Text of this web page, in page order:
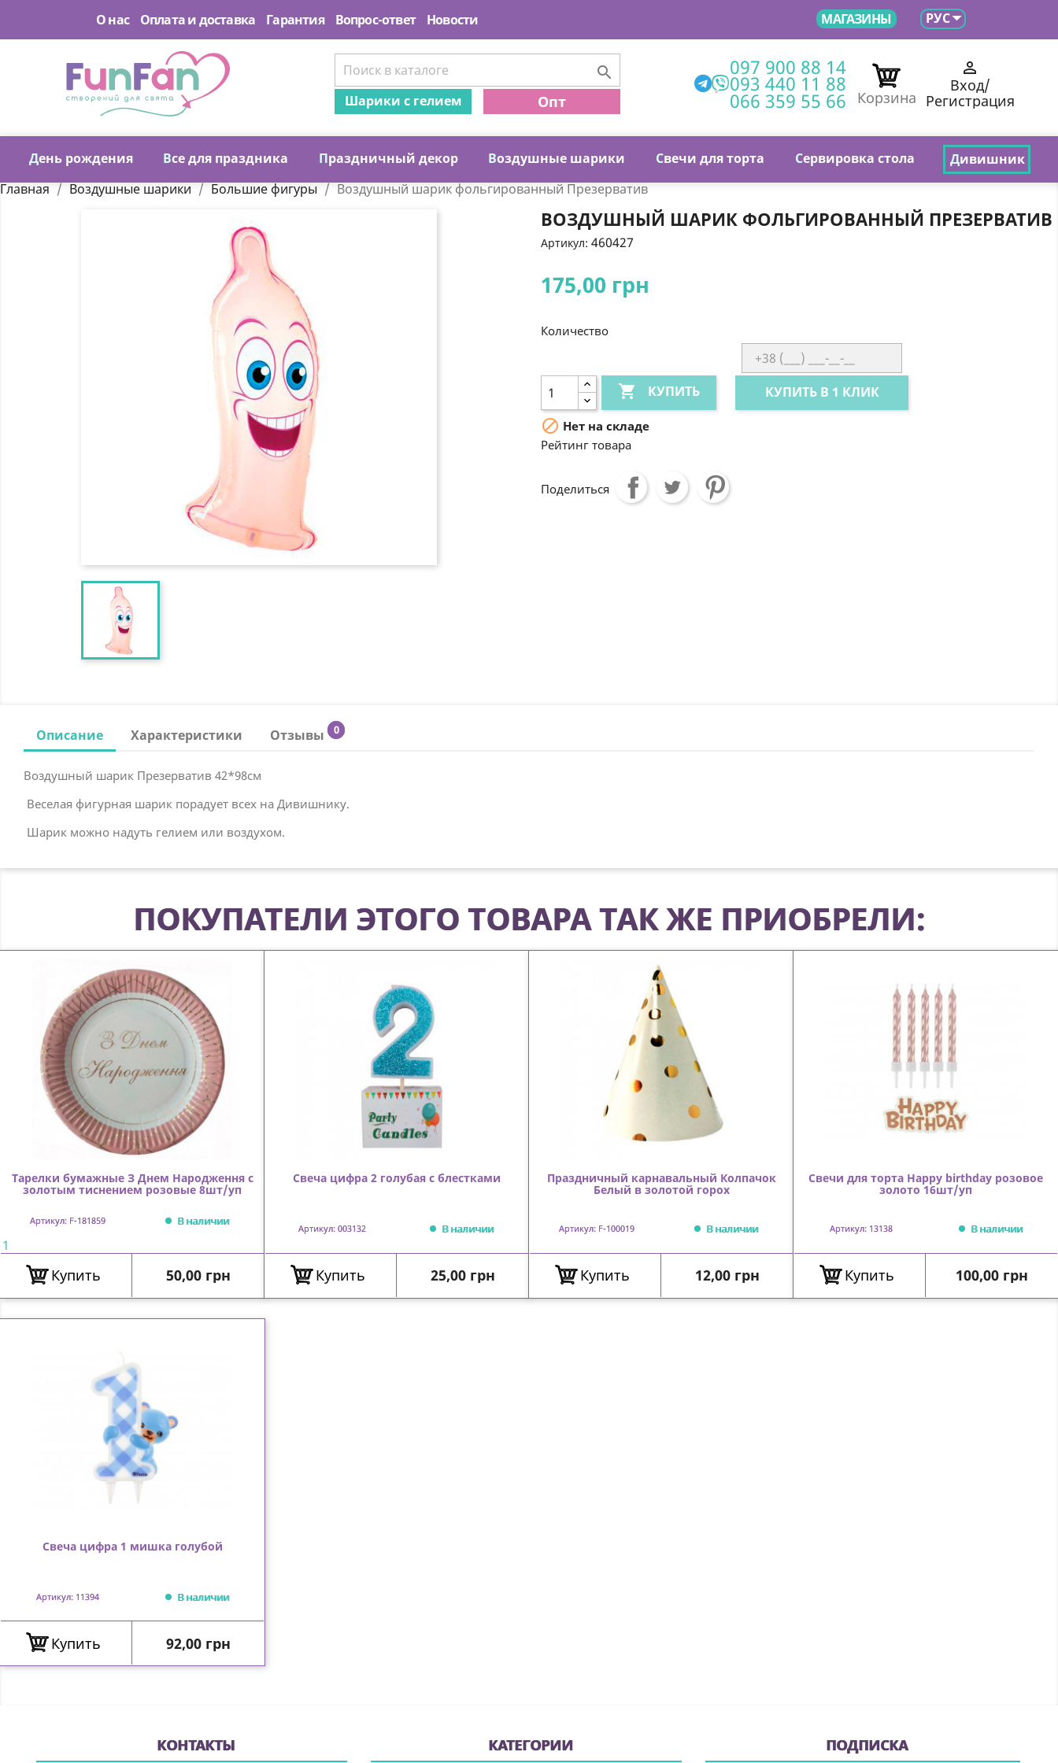
О нас Оплата и доставка Гарантия Вопрос-ответ Новости МАГАЗИНЫ РУС
День рождения Все для праздника Праздничный декор Воздушные шарики Свечи для торта Сервировка стола Дивишник

Шарики с гелием Опт
097 900 88 14
093 440 11 88
066 359 55 66 Корзина

Вход/
Регистрация
Главная Воздушные шарики Большие фигуры Воздушный шарик фольгированный Презерватив
ВОЗДУШНЫЙ ШАРИК ФОЛЬГИРОВАННЫЙ ПРЕЗЕРВАТИВ
Артикул: 460427
175,00 грн
Количество
 КУПИТЬ КУПИТЬ В 1 КЛИК
 Нет на складе
Рейтинг товара
Поделиться
Описание Характеристики Отзывы 0
Воздушный шарик Презерватив 42*98см
Веселая фигурная шарик порадует всех на Дивишнику.
Шарик можно надуть гелием или воздухом.
ПОКУПАТЕЛИ ЭТОГО ТОВАРА ТАК ЖЕ ПРИОБРЕЛИ:
Тарелки бумажные З Днем Народження с
золотым тиснением розовые 8шт/уп
Артикул: F-181859 В наличии
1
Купить Цена
50,00 грн
Свеча цифра 2 голубая с блестками
Артикул: 003132 В наличии
Купить Цена
25,00 грн
Праздничный карнавальный Колпачок
Белый в золотой горох
Артикул: F-100019 В наличии
Купить Цена
12,00 грн
Свечи для торта Happy birthday розовое
золото 16шт/уп
Артикул: 13138 В наличии
Купить Цена
100,00 грн
Свеча цифра 1 мишка голубой
Артикул: 11394 В наличии
Купить Цена
92,00 грн
КОНТАКТЫ КАТЕГОРИИ ПОДПИСКА